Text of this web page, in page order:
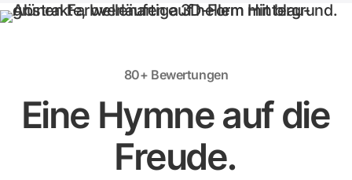
80+ Bewertungen
Eine Hymne auf die
Freude.